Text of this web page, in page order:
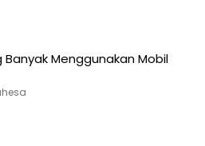
Banyak Menggunakan Mobil